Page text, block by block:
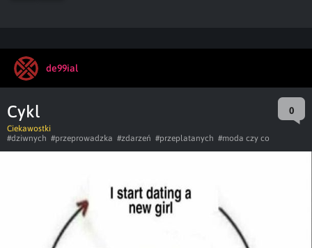
de99ial
Cykl 0
Ciekawostki
#dziwnych #przeprowadzka #zdarzeń #przeplatanych #moda czy co